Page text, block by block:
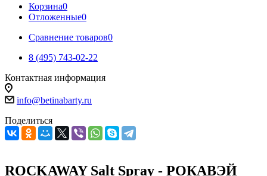
Корзина0
Отложенные0
Сравнение товаров0
8 (495) 743-02-22
Контактная информация
info@betinabarty.ru
Поделиться
ROCKAWAY Salt Spray - РОКАВЭЙ